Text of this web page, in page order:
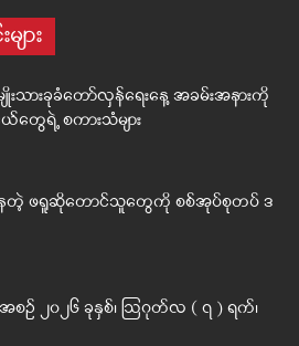
ား
းသားခုခံတော်လှန်ရေးနေ့ အခမ်းအနားကို
ေရဲ့ စကားသံများ
ေတဲ့ ဖရူဆိုတောင်သူတွေကို စစ်အုပ်စုတပ် ဒ
အစဉ် ၂၀၂၆ ခုနှစ်၊ ဩဂုတ်လ ( ၇ ) ရက်၊